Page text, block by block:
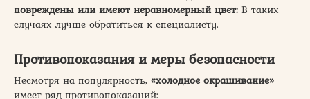
повреждены или имеют неравномерный цвет: В таких
случаях лучше обратиться к специалисту.
Противопоказания и меры безопасности
Несмотря на популярность, «холодное окрашивание»
имеет ряд противопоказаний: